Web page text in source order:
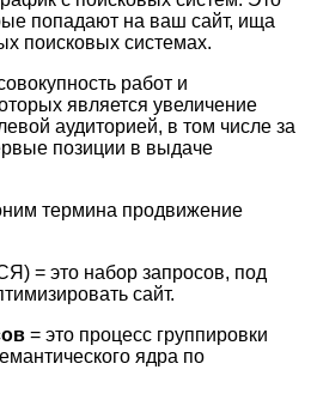
попадают на ваш сайт, ища
поисковых системах.
работ и
является увеличение
аудиторией, в том числе за
позиции в выдаче
термина продвижение
= это набор запросов, под
сайт.
= это процесс группировки
ядра по